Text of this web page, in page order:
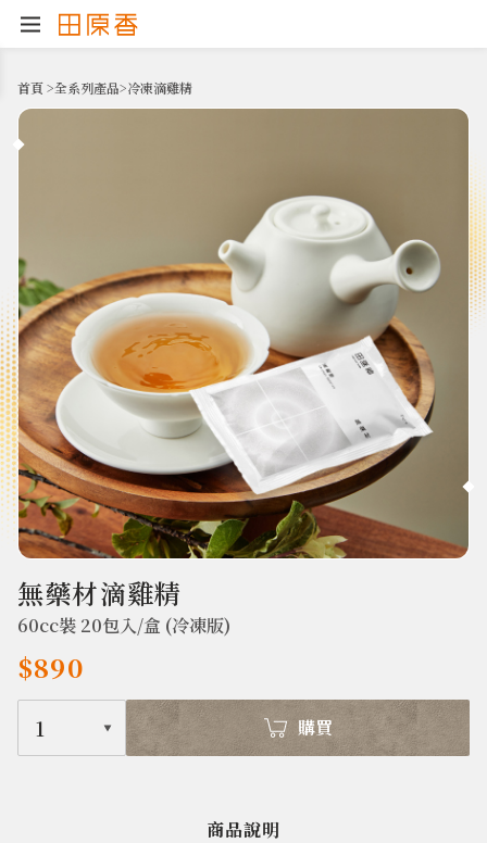
首頁>全系列產品>冷凍滴雞精
無藥材滴雞精
60cc裝 20包入/盒 (冷凍版)
$890
1 購買
商品說明